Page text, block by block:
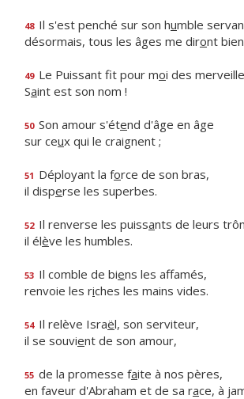
48 Il s'est penché sur son humble
désormais, tous les âges me diront
49 Le Puissant fit pour moi des
Saint est son nom !
50 Son amour s'étend d'âge en âge
sur ceux qui le craignent ;
51 Déployant la force de son bras,
il disperse les superbes.
52 Il renverse les puissants de leurs
il élève les humbles.
53 Il comble de biens les affamés,
renvoie les riches les mains vides.
54 Il relève Israël, son serviteur,
il se souvient de son amour,
55 de la promesse faite à nos pères,
en faveur d'Abraham et de sa race, à